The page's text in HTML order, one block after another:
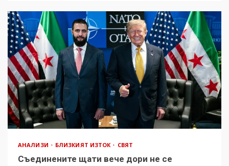
АНАЛИЗИ БЛИЗКИЯТ ИЗТОК СВЯТ
Съединените щати вече дори не се